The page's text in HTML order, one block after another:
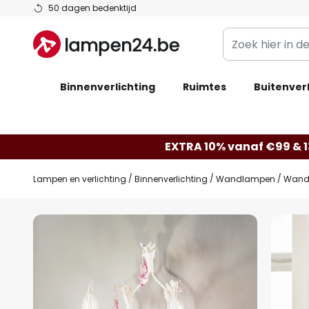
50 dagen bedenktijd
Ga
de
inhoud
Zoek
hier
de
Binnenverlichting Ruimtes
EXTRA 10% vanaf €99 &
Lampen en verlichting Binnenverlichting Wandlampen
Ga